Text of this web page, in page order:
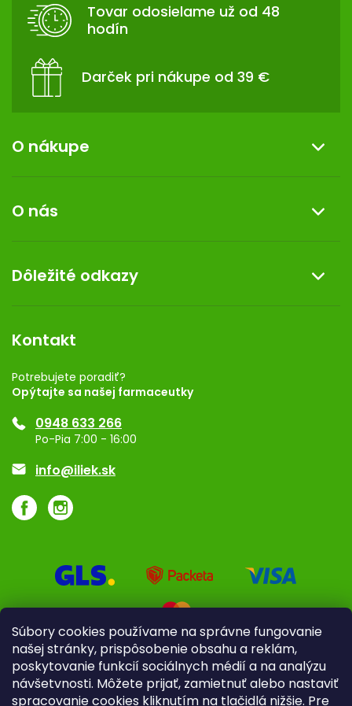
Súbory cookies používame na správne fungovanie
našej stránky, prispôsobenie obsahu a reklám,
poskytovanie funkcií sociálnych médií a na analýzu
návšetvnosti. Môžete prijať, zamietnuť alebo nastaviť
spracovanie cookies kliknutím na tlačidlá nižšie. Pre
Tovar odosielame už od 48
hodín
Darček pri nákupe od 39 €
O nákupe
Reklamácia a vrátenie tovaru
Doprava a platba
Darček k nákupu
O nás
Kontakt
Dermocentrum
Dôležité odkazy
Rozhodnutie na prevádzku
Registrácia
Ponuka pre firmy
Značky
Kontakt
Potrebujete poradiť?
Opýtajte sa našej farmaceutky
0948 633 266
Po-Pia 7:00 - 16:00
info@iliek.sk